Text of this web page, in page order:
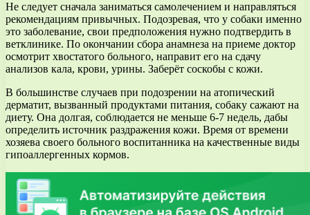
Не следует сначала заниматься самолечением и направляться
рекомендациям привычных. Подозревая, что у собаки именно
это заболевание, свои предположения нужно подтвердить в
ветклинике. По окончании сбора анамнеза на приеме доктор
осмотрит хвостатого больного, направит его на сдачу
анализов кала, крови, урины. Заберёт соскобы с кожи.
В большинстве случаев при подозрении на атопический
дерматит, вызванный продуктами питания, собаку сажают на
диету. Она долгая, соблюдается не меньше 6-7 недель, дабы
определить источник раздражения кожи. Время от времени
хозяева своего больного воспитанника на качественные виды
гипоаллергенных кормов.